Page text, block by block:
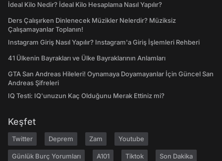
İdeal Kilo Nedir? İdeal Kilo Hesaplama Nasıl Yapılır?
Ders Çalışırken Dinlenecek Müzikler Nelerdir? Müziksiz
Çalışamayanlar Toplanın!
Instagram Giriş Nasıl Yapılır? Instagram'a Giriş İşlemleri Rehberi
41 Ülkenin Bayrakları ve Ülke Bayraklarının Anlamları
GTA San Andreas Hileleri! Oynamaya Doyamayanlar İçin Güncel San
Andreas Şifreleri
IQ Testi: IQ'unuzun Kaç Olduğunu Merak Ettiniz mi?
Keşfet
Twitter Deprem Zam Youtube
Günlük Burç Yorumları A101 Tiktok Son Dakika